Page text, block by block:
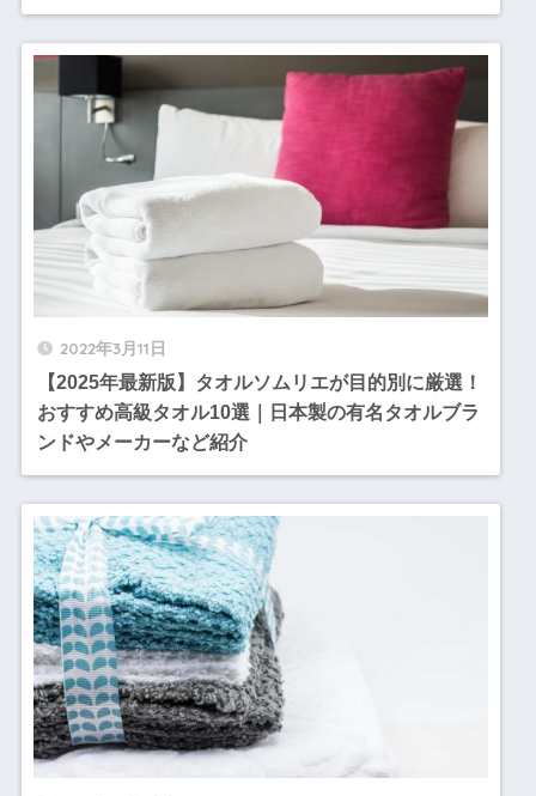
2022年3月11日
【2025年最新版】タオルソムリエが目的別に厳選！
おすすめ高級タオル10選｜日本製の有名タオルブラ
ンドやメーカーなど紹介